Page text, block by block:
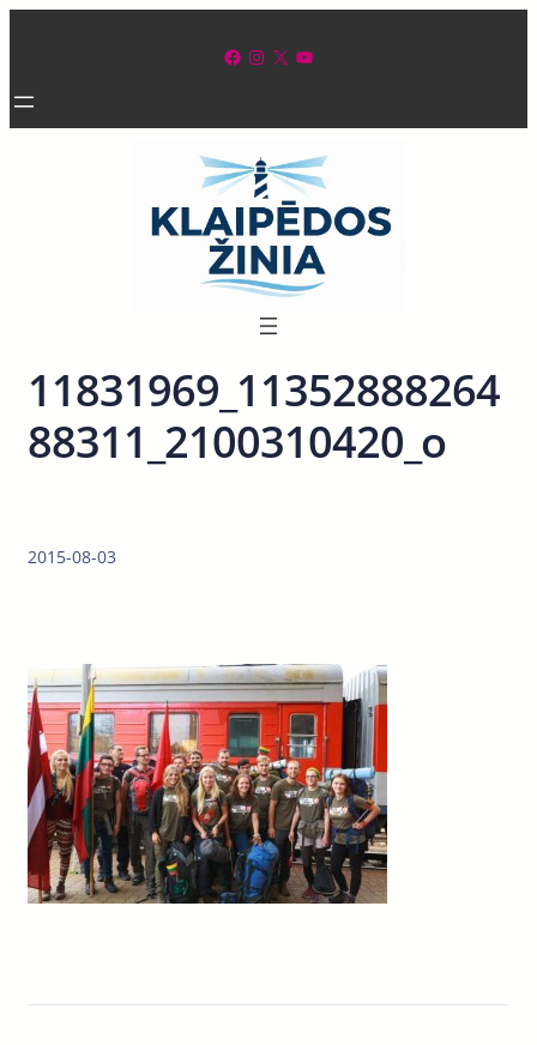
Facebook Instagram X YouTube
11831969_11352888264
88311_2100310420_o
2015-08-03